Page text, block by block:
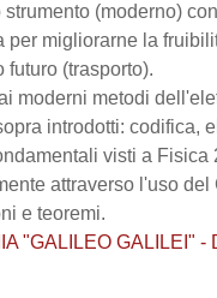
(moderno)
migliorarne la
(trasporto).
moderni metodi
introdotti: codifica,
visti a
attraverso l'uso
e teoremi.
"GALILEO GALILEI"